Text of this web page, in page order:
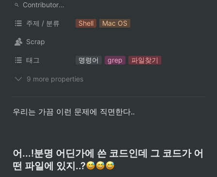
ContributorNotionAccount
주제 / 분류 Shell Mac OS
Scrap
태그 명령어 grep 파일찾기
9 more properties
우리는 가끔 이런 문제에 직면한다..
어...!분명 어딘가에 쓴 코드인데 그 코드가 어
떤 파일에 있지..?